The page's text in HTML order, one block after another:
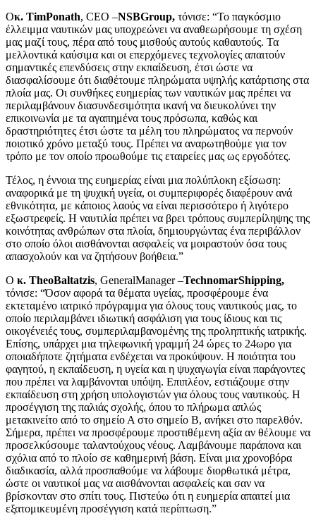
Oκ. TimPonath, CEO –NSBGroup, τόνισε: “Το παγκόσμιο
έλλειμμα ναυτικών μας υποχρεώνει να αναθεωρήσουμε τη σχέση
μας μαζί τους, πέρα από τους μισθούς αυτούς καθαυτούς. Τα
μελλοντικά καύσιμα και οι επερχόμενες τεχνολογίες απαιτούν
σημαντικές επενδύσεις στην εκπαίδευση, έτσι ώστε να
διασφαλίσουμε ότι διαθέτουμε πληρώματα υψηλής κατάρτισης στα
πλοία μας. Οι συνθήκες ευημερίας των ναυτικών μας πρέπει να
περιλαμβάνουν διασυνδεσιμότητα ικανή να διευκολύνει την
επικοινωνία με τα αγαπημένα τους πρόσωπα, καθώς και
δραστηριότητες έτσι ώστε τα μέλη του πληρώματος να περνούν
ποιοτικό χρόνο μεταξύ τους. Πρέπει να αναρωτηθούμε για τον
τρόπο με τον οποίο προωθούμε τις εταιρείες μας ως εργοδότες.
Τέλος, η έννοια της ευημερίας είναι μια πολύπλοκη εξίσωση:
αναφορικά με τη ψυχική υγεία, οι συμπεριφορές διαφέρουν ανά
εθνικότητα, με κάποιος λαούς να είναι περισσότερο ή λιγότερο
εξωστρεφείς. Η ναυτιλία πρέπει να βρει τρόπους συμπερίληψης της
κοινότητας ανθρώπων στα πλοία, δημιουργώντας ένα περιβάλλον
στο οποίο όλοι αισθάνονται ασφαλείς να μοιραστούν όσα τους
απασχολούν και να ζητήσουν βοήθεια.”
O κ. TheoBaltatzis, GeneralManager –TechnomarShipping,
τόνισε: “Όσον αφορά τα θέματα υγείας, προσφέρουμε ένα
εκτεταμένο ιατρικό πρόγραμμα για όλους τους ναυτικούς μας, το
οποίο περιλαμβάνει ιδιωτική ασφάλιση για τους ίδιους και τις
οικογένειές τους, συμπεριλαμβανομένης της προληπτικής ιατρικής.
Επίσης, υπάρχει μια τηλεφωνική γραμμή 24 ώρες το 24ωρο για
οποιαδήποτε ζητήματα ενδέχεται να προκύψουν. Η ποιότητα του
φαγητού, η εκπαίδευση, η υγεία και η ψυχαγωγία είναι παράγοντες
που πρέπει να λαμβάνονται υπόψη. Επιπλέον, εστιάζουμε στην
εκπαίδευση στη χρήση υπολογιστών για όλους τους ναυτικούς. Η
προσέγγιση της παλιάς σχολής, όπου το πλήρωμα απλώς
μετακινείτο από το σημείο Α στο σημείο Β, ανήκει στο παρελθόν.
Σήμερα, πρέπει να προσφέρουμε προστιθέμενη αξία αν θέλουμε να
προσελκύσουμε ταλαντούχους νέους. Λαμβάνουμε παράπονα και
σχόλια από το πλοίο σε καθημερινή βάση. Είναι μια χρονοβόρα
διαδικασία, αλλά προσπαθούμε να λάβουμε διορθωτικά μέτρα,
ώστε οι ναυτικοί μας να αισθάνονται ασφαλείς και σαν να
βρίσκονταν στο σπίτι τους. Πιστεύω ότι η ευημερία απαιτεί μια
εξατομικευμένη προσέγγιση κατά περίπτωση.”